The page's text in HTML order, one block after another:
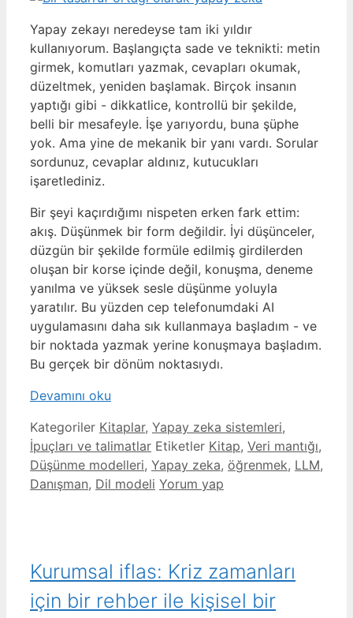
Yapay zekayı neredeyse tam iki yıldır
kullanıyorum. Başlangıçta sade ve teknikti: metin
girmek, komutları yazmak, cevapları okumak,
düzeltmek, yeniden başlamak. Birçok insanın
yaptığı gibi - dikkatlice, kontrollü bir şekilde,
belli bir mesafeyle. İşe yarıyordu, buna şüphe
yok. Ama yine de mekanik bir yanı vardı. Sorular
sordunuz, cevaplar aldınız, kutucukları
işaretlediniz.
Bir şeyi kaçırdığımı nispeten erken fark ettim:
akış. Düşünmek bir form değildir. İyi düşünceler,
düzgün bir şekilde formüle edilmiş girdilerden
oluşan bir korse içinde değil, konuşma, deneme
yanılma ve yüksek sesle düşünme yoluyla
yaratılır. Bu yüzden cep telefonumdaki AI
uygulamasını daha sık kullanmaya başladım - ve
bir noktada yazmak yerine konuşmaya başladım.
Bu gerçek bir dönüm noktasıydı.
Devamını oku
Kategoriler Kitaplar, Yapay zeka sistemleri,
İpuçları ve talimatlar Etiketler Kitap, Veri mantığı,
Düşünme modelleri, Yapay zeka, öğrenmek, LLM,
Danışman, Dil modeli Yorum yap
Kurumsal iflas: Kriz zamanları
için bir rehber ile kişisel bir